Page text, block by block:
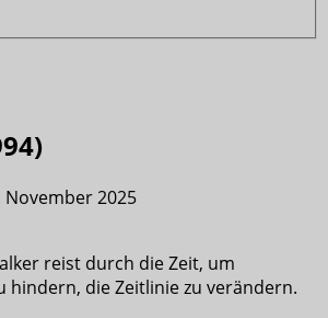
November 2025
reist durch die Zeit, um
hindern, die Zeitlinie zu verändern.